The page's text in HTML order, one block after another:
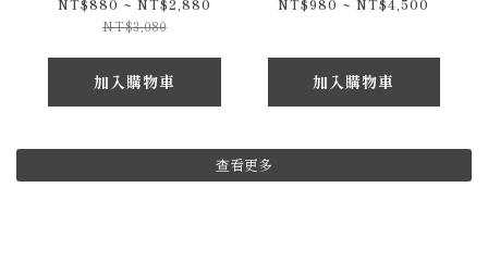
& Grogu 黑武士與古古
NT$880 ~ NT$2,880
NT$3,080
加入購物車
カ
NT$980 ~ NT$4,500
加入購物車
查看更多